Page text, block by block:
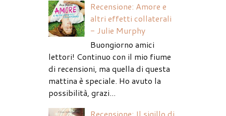
Recensione: Amore e
altri effetti collaterali
- Julie Murphy
Buongiorno amici
lettori! Continuo con il mio fiume
di recensioni, ma quella di questa
mattina è speciale. Ho avuto la
possibilità, grazi...